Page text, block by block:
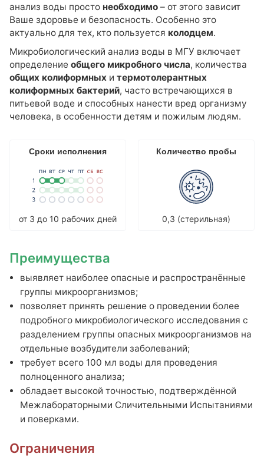
Анализ жидкой пробы: вода для бетонов
Индивидуальный набор показателей
Агрохимический анализ почвы
Агрохимический анализ почвы для сельскохозяйственных
предприятий
Агрохимический анализ почвы для частных лиц
Агрохимический анализ почвы по зарубежным методикам
Анализ биологической активности почвы
Комплексные наборы
Тяжелые металлы
Гранулометрический состав
Гуминовые и фульвокислоты
Элементный
Естественные радионуклиды (ЕРН)
Полициклические ароматические углеводороды (ПАУ)
Информация
О лаборатории
Вопрос эксперту
анализ воды просто необходимо – от этого зависит
Ваше здоровье и безопасность. Особенно это
актуально для тех, кто пользуется колодцем.
Микробиологический анализ воды в МГУ включает
определение общего микробного числа, количества
общих колиформных и термотолерантных
колиформных бактерий, часто встречающихся в
питьевой воде и способных нанести вред организму
человека, в особенности детям и пожилым людям.
Сроки исполнения
от 3 до 10 рабочих дней
Количество пробы
0,3 (стерильная)
Преимущества
выявляет наиболее опасные и распространённые
группы микроорганизмов;
позволяет принять решение о проведении более
подробного микробиологического исследования с
разделением группы опасных микроорганизмов на
отдельные возбудители заболеваний;
требует всего 100 мл воды для проведения
полноценного анализа;
обладает высокой точностью, подтверждённой
Межлабораторными Сличительными Испытаниями
и поверками.
Ограничения